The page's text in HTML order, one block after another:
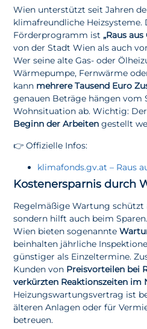
Wien unterstützt seit Jahren
klimafreundliche Heizsysteme.
Förderprogramm ist„Raus
von der Stadt Wien als auch
Wer seine alte Gas- oder
Wärmepumpe, Fernwärme
kann mehrere Tausend Euro
genauen Beträge hängen vom
Wohnsituation ab. Wichtig:
Beginn der Arbeiten gestellt
👉 Offizielle Infos:
klimafonds.gv.at – Raus
Kostenersparnis durch
Regelmäßige Wartung schützt
sondern hilft auch beim
Wien bieten sogenannte
beinhalten jährliche
günstiger als Einzeltermine.
Kunden von Preisvorteilen bei
verkürzten Reaktionszeiten im
Heizungswartungsvertrag ist
älteren Anlagen oder für
betreuen.